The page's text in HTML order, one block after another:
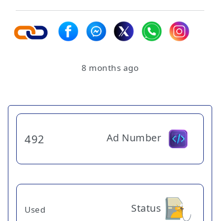
8 months ago
Ad Number
492
Status
Used